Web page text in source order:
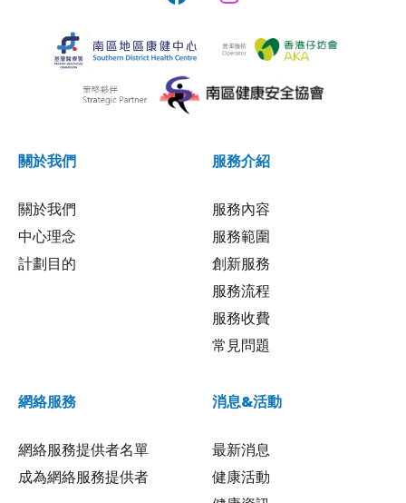
關於我們
關於我們
中心理念
計劃目的
服務介紹
服務內容
服務範圍
創新服務
服務流程
服務收費
常見問題
網絡服務
網絡服務提供者名單
成為網絡服務提供者
消息&活動
最新消息
健康活動